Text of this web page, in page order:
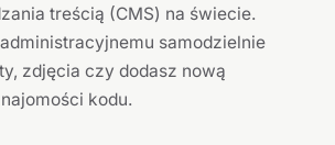
treścią (CMS) na świecie.
samodzielnie
zdjęcia czy dodasz nową
kodu.